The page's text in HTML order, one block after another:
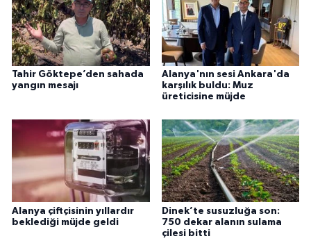
Tahir Göktepe’den sahada
yangın mesajı
Alanya'nın sesi Ankara'da
karşılık buldu: Muz
üreticisine müjde
Alanya çiftçisinin yıllardır
beklediği müjde geldi
Dinek’te susuzluğa son:
750 dekar alanın sulama
çilesi bitti